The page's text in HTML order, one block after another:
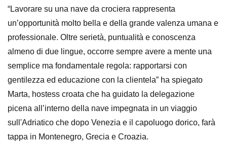
“Lavorare su una nave da crociera rappresenta
un’opportunità molto bella e della grande valenza umana e
professionale. Oltre serietà, puntualità e conoscenza
almeno di due lingue, occorre sempre avere a mente una
semplice ma fondamentale regola: rapportarsi con
gentilezza ed educazione con la clientela” ha spiegato
Marta, hostess croata che ha guidato la delegazione
picena all’interno della nave impegnata in un viaggio
sull'Adriatico che dopo Venezia e il capoluogo dorico, farà
tappa in Montenegro, Grecia e Croazia.